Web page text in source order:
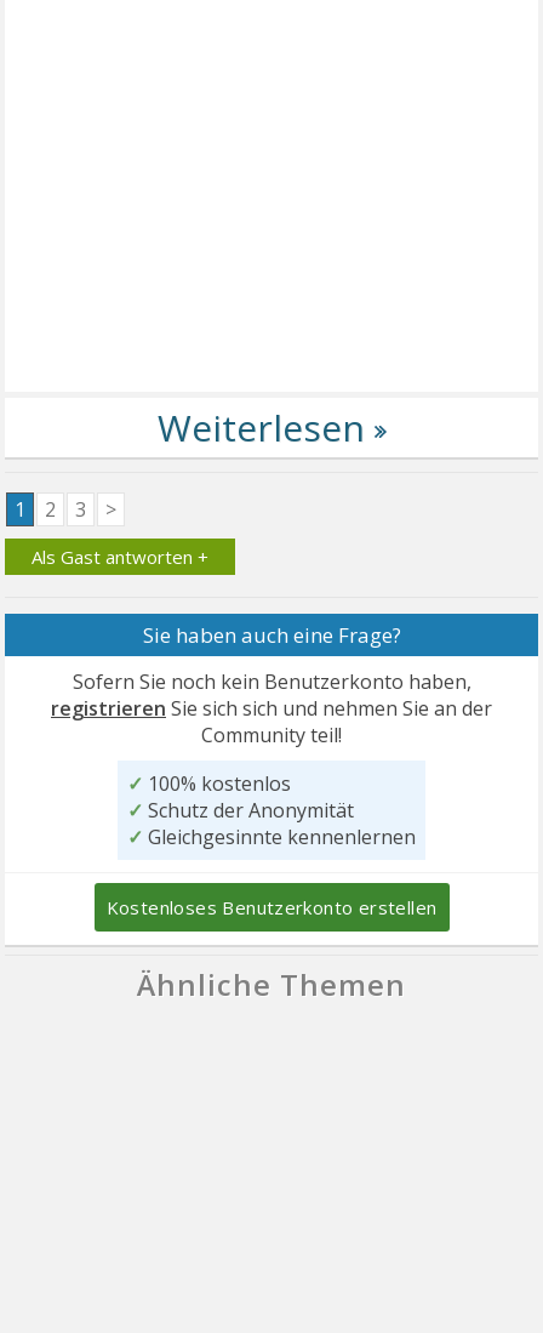
1 2 3 >
Als Gast antworten +
Sie haben auch eine Frage?
Sofern Sie noch kein Benutzerkonto haben,
registrieren Sie sich sich und nehmen Sie an der
Community teil!
✓ 100% kostenlos
✓ Schutz der Anonymität
✓ Gleichgesinnte kennenlernen
Kostenloses Benutzerkonto erstellen
Ähnliche Themen